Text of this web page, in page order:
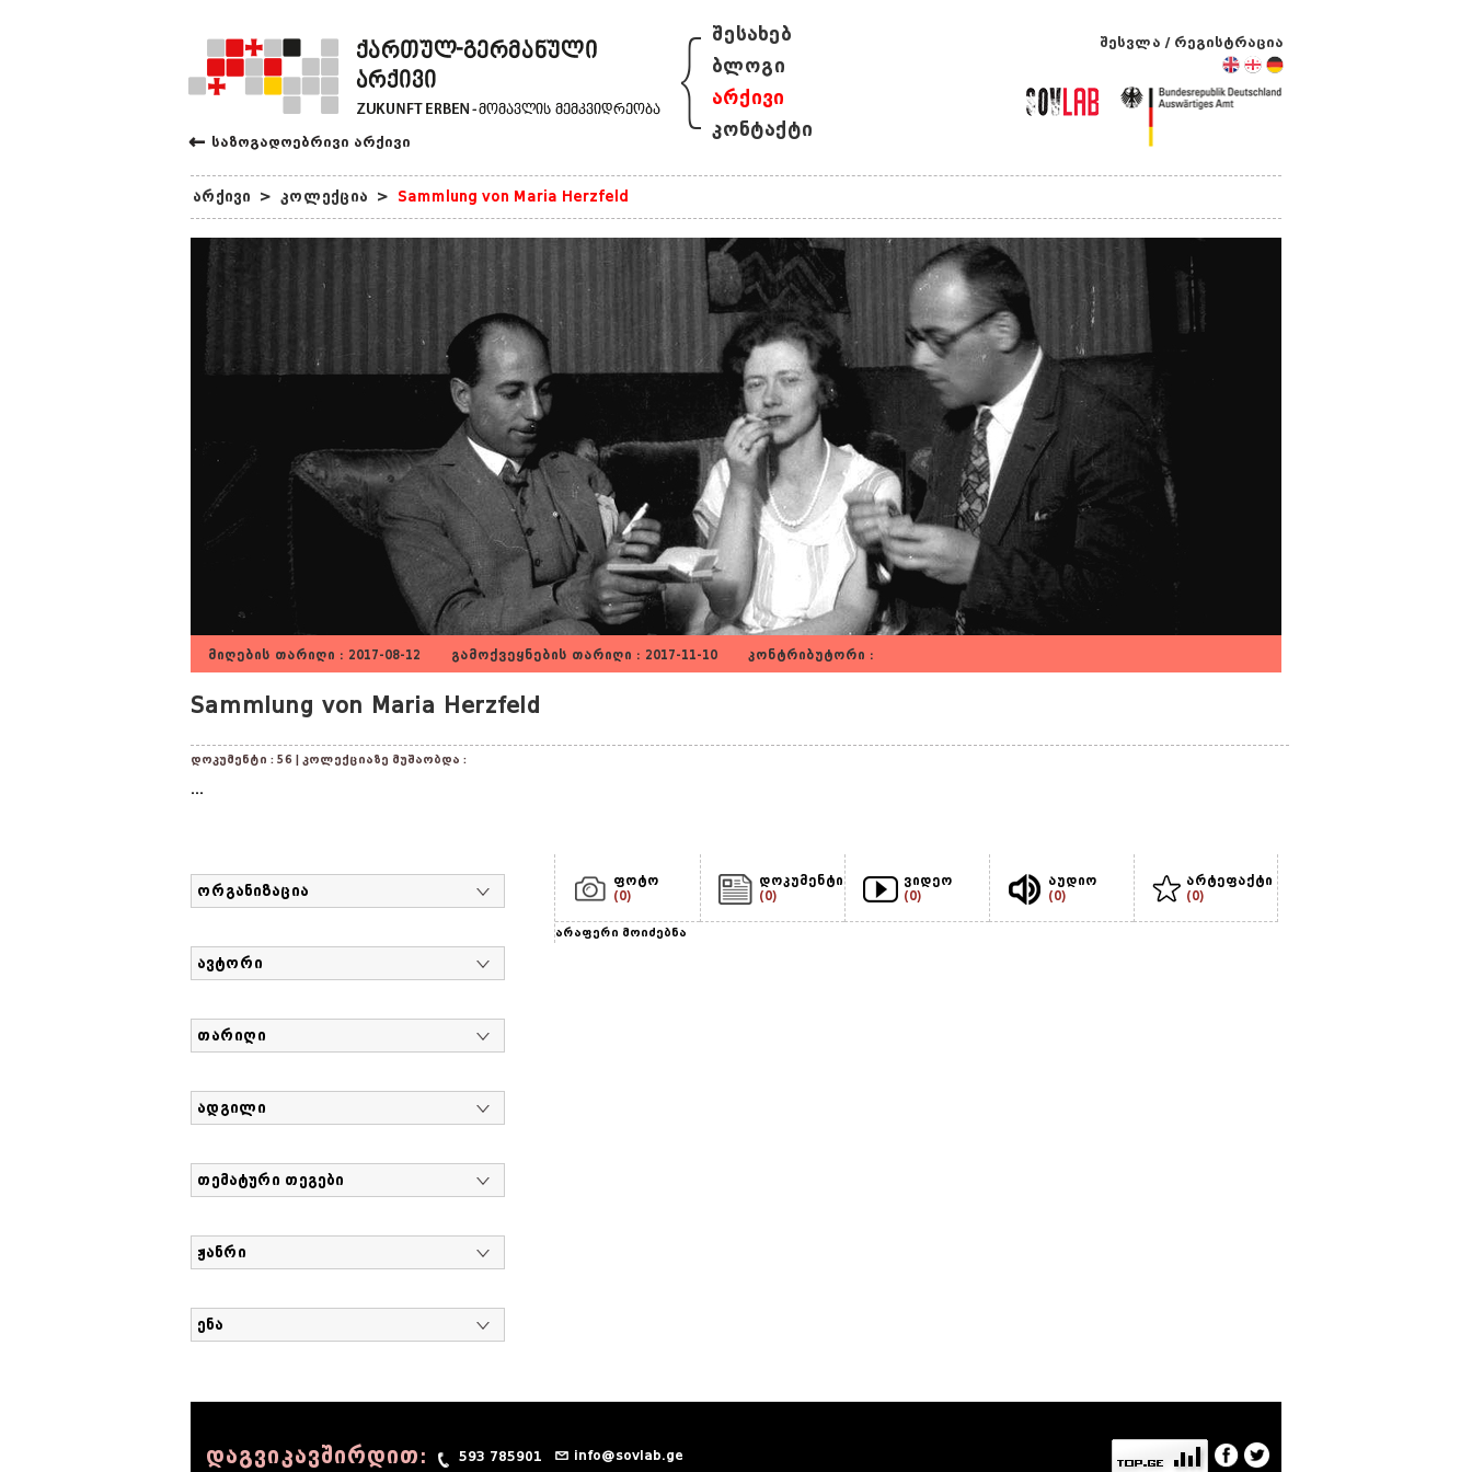
← საზოგადოებრივი არქივი
{ შესახებ
ბლოგი
არქივი
კონტაქტი
შესვლა / რეგისტრაცია
არქივი > კოლექცია > Sammlung von Maria Herzfeld
მიღების თარიღი : 2017-08-12 გამოქვეყნების თარიღი : 2017-11-10 კონტრიბუტორი :
Sammlung von Maria Herzfeld
დოკუმენტი : 56 | კოლექციაზე მუშაობდა :
...
ორგანიზაცია
ავტორი
თარიღი
ადგილი
თემატური თეგები
ჟანრი
ენა
ფოტო
(0)
დოკუმენტი
(0)
ვიდეო
(0)
აუდიო
(0)
არტეფაქტი
(0)
არაფერი მოიძებნა
დაგვიკავშირდით: 593 785901 info@sovlab.ge